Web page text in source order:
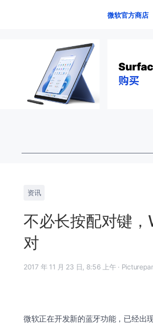
微软官方商店
资讯
不必长按配对键
对
2017 年 11 月 23 日, 8:56 上午 ·
微软正在开发新的蓝牙功能，已经出